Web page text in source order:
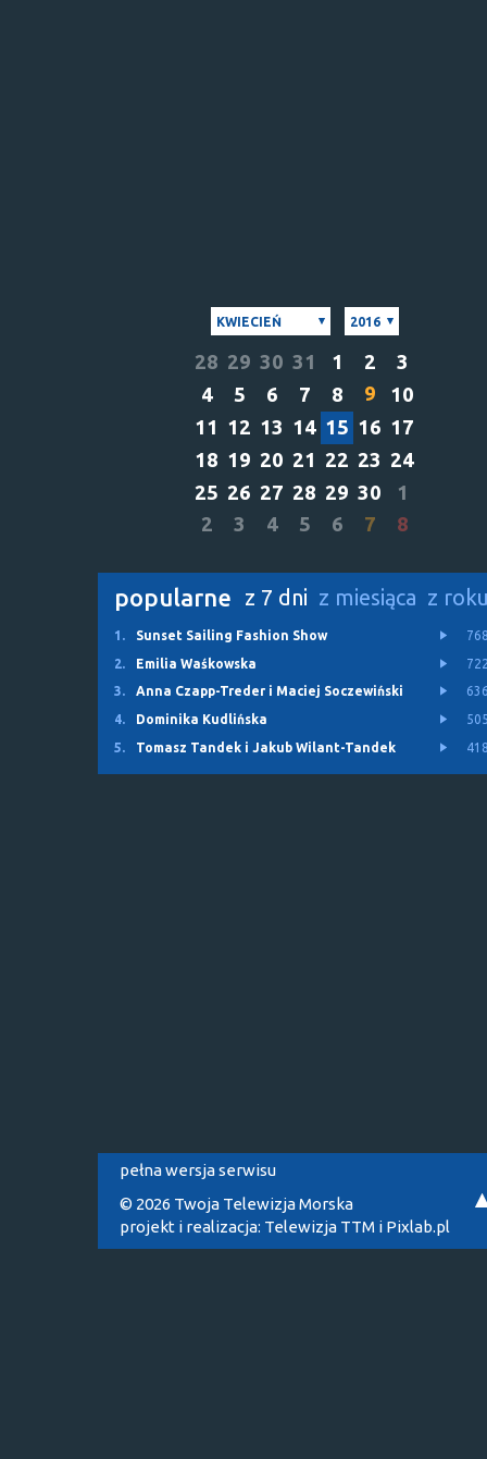
KWIECIEŃ 2016
28 29 30 31 1 2
3
4
5 6 7 8 9
10
11 12 13 14 15 16 17
18 19 20 21 22 23 24
25 26 27 28 29 30
1
2
3 4 5 6 7 8
popularne z 7 dni z miesiąca z
1. Sunset Sailing Fashion Show
2.
Emilia Waśkowska
3.
Anna Czapp-Treder i Maciej Soczewiński
4.
Dominika Kudlińska
5.
Tomasz Tandek i Jakub Wilant-Tandek
pełna wersja serwisu
© 2026 Twoja Telewizja Morska
projekt i realizacja: Telewizja TTM i Pixlab.pl